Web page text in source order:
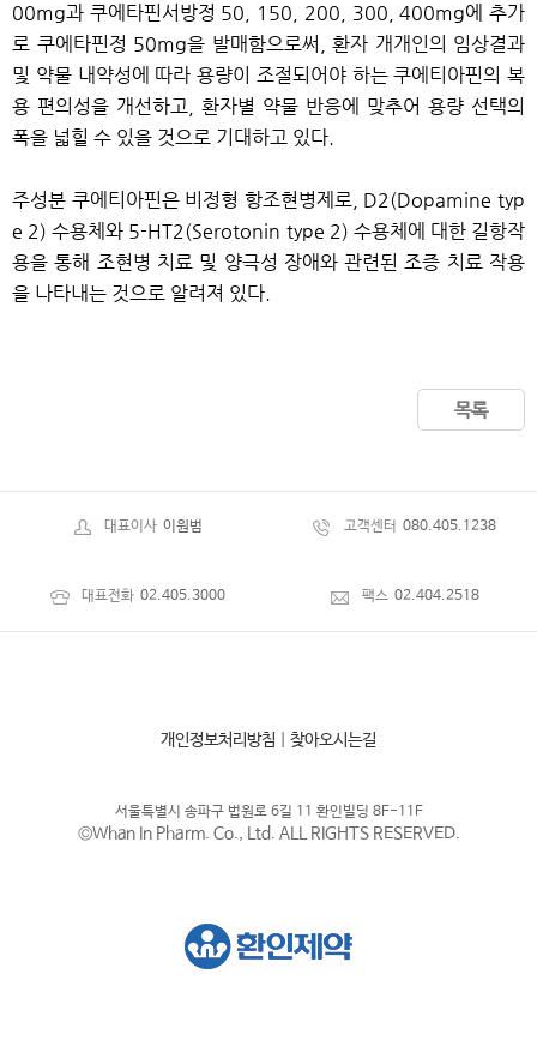
00mg과 쿠에타핀서방정 50, 150, 200, 300, 400mg에 추가
로 쿠에타핀정 50mg을 발매함으로써, 환자 개개인의 임상결과
및 약물 내약성에 따라 용량이 조절되어야 하는 쿠에티아핀의 복
용 편의성을 개선하고, 환자별 약물 반응에 맞추어 용량 선택의
폭을 넓힐 수 있을 것으로 기대하고 있다.
주성분 쿠에티아핀은 비정형 항조현병제로, D2(Dopamine typ
e 2) 수용체와 5-HT2(Serotonin type 2) 수용체에 대한 길항작
용을 통해 조현병 치료 및 양극성 장애와 관련된 조증 치료 작용
을 나타내는 것으로 알려져 있다.
목록
대표이사 이원범 고객센터 080.405.1238
대표전화 02.405.3000 팩스 02.404.2518
개인정보처리방침 찾아오시는길
서울특별시 송파구 법원로 6길 11 환인빌딩 8F-11F
©Whan In Pharm. Co., Ltd. ALL RIGHTS RESERVED.